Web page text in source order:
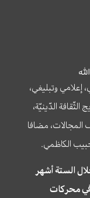
إعلامي وتبليغي،
الدّينيّة،
مضافا
الكاظمي.
سراج ٤,٨٠٠,٠٠٠ مرة خلال الستة أشهر
في محركات